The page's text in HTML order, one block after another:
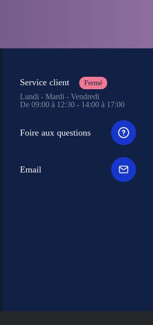
Service client Fermé
Lundi - Mardi - Vendredi
De 09:00 à 12:30 - 14:00 à 17:00
Foire aux questions
Email